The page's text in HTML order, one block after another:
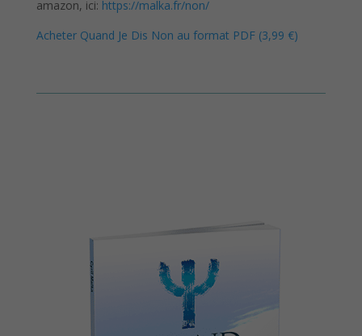
amazon, ici: https://malka.fr/non/
Acheter Quand Je Dis Non au format PDF (3,99 €)